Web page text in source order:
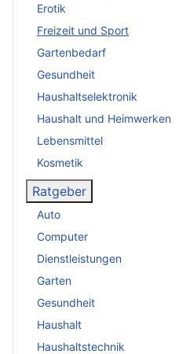
Erotik
Freizeit und Sport
Gartenbedarf
Gesundheit
Haushaltselektronik
Haushalt und Heimwerken
Lebensmittel
Kosmetik
Ratgeber
Auto
Computer
Dienstleistungen
Garten
Gesundheit
Haushalt
Haushaltstechnik